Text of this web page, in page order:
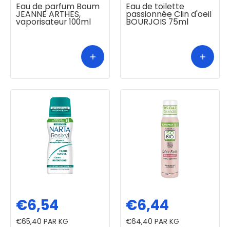
Eau de parfum Boum
JEANNE ARTHES,
vaporisateur 100ml
Eau de toilette
passionnée Clin d'oeil
BOURJOIS 75ml
€6,54
€65,40 PAR KG
€6,44
€64,40 PAR KG